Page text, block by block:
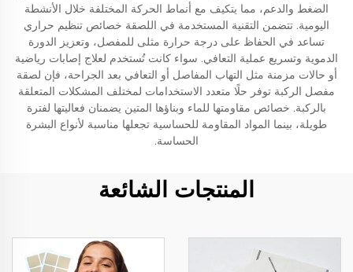
الضغط والدعم، مما يتكيف مع أنماط الحركة المختلفة خلال الأنشطة
اليومية. تتضمن التقنية المستخدمة في اللصقة خصائص تنظيم حراري
تساعد في الحفاظ على درجة حرارة مثلى للمفصل، وتعزيز الدورة
الدموية وتسريع عملية التعافي. سواء كانت تُستخدم لعلاج إصابات رياضية
أو حالات مزمنة مثل التهاب المفاصل أو التعافي بعد الجراحة، فإن لصقة
مفصل الركبة توفر حلًا متعدد الاستخدامات لمختلف المشكلات المتعلقة
بالركبة. خصائص مقاومتها للماء وبناؤها المتين يضمنان فعاليتها لفترة
طويلة، بينما المواد المقاومة للحساسية تجعلها مناسبة لأنواع البشرة
الحساسة.
المنتجات الشائعة